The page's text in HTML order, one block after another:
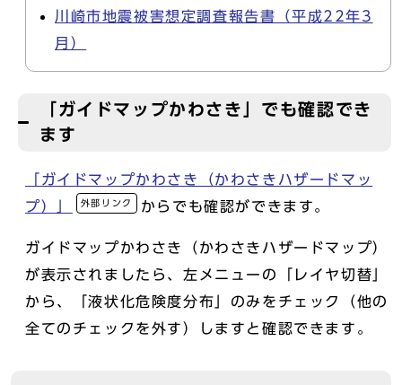
川崎市地震被害想定調査報告書（平成22年3
月）
「ガイドマップかわさき」でも確認でき
ます
「ガイドマップかわさき（かわさきハザードマッ
プ）」
外部リンク からでも確認ができます。
ガイドマップかわさき（かわさきハザードマップ）
が表示されましたら、左メニューの「レイヤ切替」
から、「液状化危険度分布」のみをチェック（他の
全てのチェックを外す）しますと確認できます。